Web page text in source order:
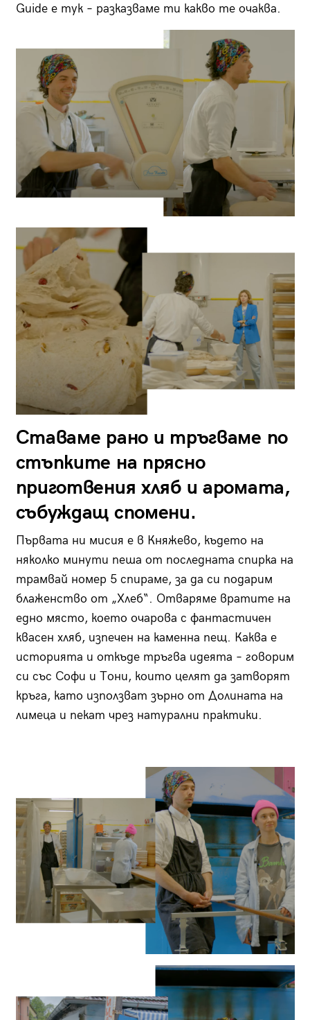
Guide е тук – разказваме ти какво те очаква.
Ставаме рано и тръгваме по
стъпките на прясно
приготвения хляб и аромата,
събуждащ спомени.
Първата ни мисия е в Княжево, където на
няколко минути пеша от последната спирка на
трамвай номер 5 спираме, за да си подарим
блаженство от „Хлеб“. Отваряме вратите на
едно място, което очарова с фантастичен
квасен хляб, изпечен на каменна пещ. Каква е
историята и откъде тръгва идеята – говорим
си със Софи и Тони, които целят да затворят
кръга, като използват зърно от Долината на
лимеца и пекат чрез натурални практики.